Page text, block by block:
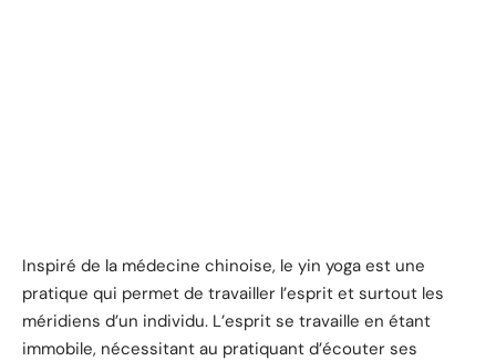
Inspiré de la médecine chinoise, le yin yoga est une
pratique qui permet de travailler l’esprit et surtout les
méridiens d’un individu. L’esprit se travaille en étant
immobile, nécessitant au pratiquant d’écouter ses